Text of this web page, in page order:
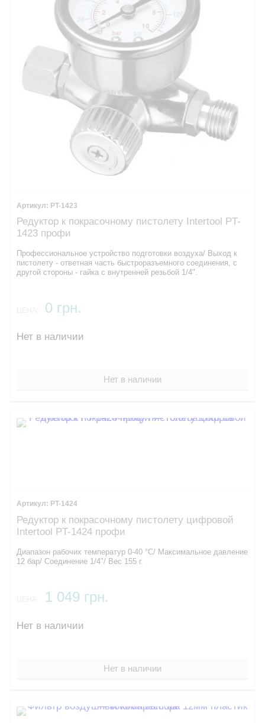
PT-1423
Редуктор к покрасочному пистолету Intertool PT-
1423 профи
Профессиональное устройство подготовки воздуха/ Выход к
пистолету - ответная часть быстроразъемного соединения, с
другой стороны - гайка с внутренней резьбой 1/4".
0 грн.
Нет в наличии
Нет в наличии
PT-1424
Редуктор к покрасочному пистолету цифровой
Intertool PT-1424 профи
Диапазон рабочих температур 0-40 °C/ Максимальное давление
12 бар/ Соединение 1/4"/ Вес 155 г.
1 049 грн.
Нет в наличии
Нет в наличии